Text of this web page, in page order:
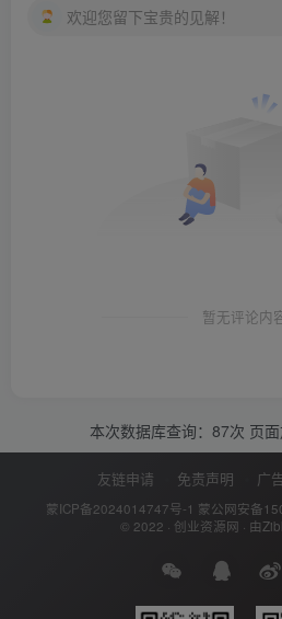
欢迎您留下宝贵的见解！
暂无评论内
本次数据库查询：87次 页
友链申请 免责声明 广
蒙ICP备2024014747号-1 蒙公网安备
© 2022 · 创业资源网 · 由